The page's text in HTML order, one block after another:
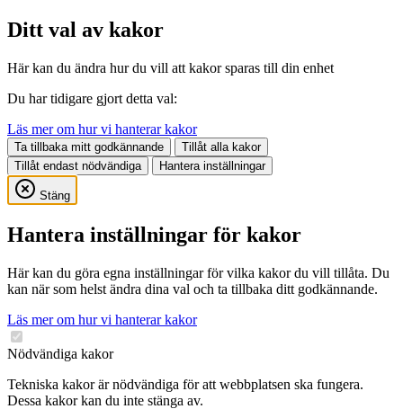
Ditt val av kakor
Här kan du ändra hur du vill att kakor sparas till din enhet
Du har tidigare gjort detta val:
Läs mer om hur vi hanterar kakor
Ta tillbaka mitt godkännande
Tillåt alla kakor
Tillåt endast nödvändiga
Hantera inställningar
Stäng
Hantera inställningar för kakor
Här kan du göra egna inställningar för vilka kakor du vill tillåta. Du
kan när som helst ändra dina val och ta tillbaka ditt godkännande.
Läs mer om hur vi hanterar kakor
Nödvändiga kakor
Tekniska kakor är nödvändiga för att webbplatsen ska fungera.
Dessa kakor kan du inte stänga av.